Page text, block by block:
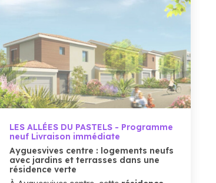
LES ALLÉES DU PASTELS - Programme
neuf Livraison immédiate
Ayguesvives centre : logements neufs
avec jardins et terrasses dans une
résidence verte